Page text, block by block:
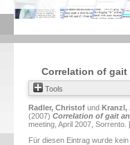
Correlation of
Tools
Radler, Christof und Kranzl,
(2007) Correlation of gait
meeting, April 2007, Sorrento.
Für diesen Eintrag wurde